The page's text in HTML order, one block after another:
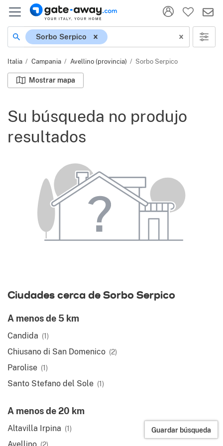
Ubicación
Sorbo Serpico
Italia Campania Avellino (provincia) Sorbo Serpico
Mostrar mapa
Su búsqueda no produjo
resultados
Ciudades cerca de Sorbo Serpico
A menos de 5 km
Candida (1)
Chiusano di San Domenico (2)
Parolise (1)
Santo Stefano del Sole (1)
A menos de 20 km
Altavilla Irpina (1)
(2)
Guardar búsqueda